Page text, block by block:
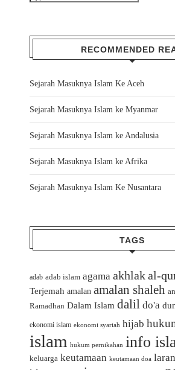
RECOMMENDED
Sejarah Masuknya Islam Ke Aceh
Sejarah Masuknya Islam ke Myanmar
Sejarah Masuknya Islam ke Andalusia
Sejarah Masuknya Islam ke Afrika
Sejarah Masuknya Islam Ke Nusantara
TAGS
adab adab islam agama akhlakal-
Terjemah amalan amalan shaleh
Ramadhan Dalam Islam dalil do'a
ekonomi islam ekonomi syariah hijab
islam hukum pernikahan info
keluarga keutamaan keutamaan doa